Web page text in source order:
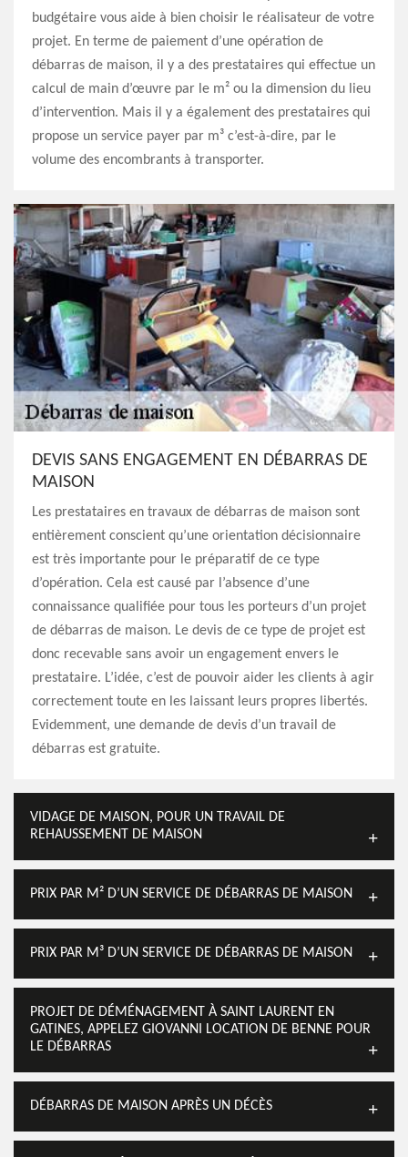
budgétaire vous aide à bien choisir le réalisateur de votre
projet. En terme de paiement d’une opération de
débarras de maison, il y a des prestataires qui effectue un
calcul de main d’œuvre par le m² ou la dimension du lieu
d’intervention. Mais il y a également des prestataires qui
propose un service payer par m³ c’est-à-dire, par le
volume des encombrants à transporter.
DEVIS SANS ENGAGEMENT EN DÉBARRAS DE
MAISON
Les prestataires en travaux de débarras de maison sont
entièrement conscient qu’une orientation décisionnaire
est très importante pour le préparatif de ce type
d’opération. Cela est causé par l’absence d’une
connaissance qualifiée pour tous les porteurs d’un projet
de débarras de maison. Le devis de ce type de projet est
donc recevable sans avoir un engagement envers le
prestataire. L’idée, c’est de pouvoir aider les clients à agir
correctement toute en les laissant leurs propres libertés.
Evidemment, une demande de devis d’un travail de
débarras est gratuite.
VIDAGE DE MAISON, POUR UN TRAVAIL DE
REHAUSSEMENT DE MAISON
PRIX PAR M² D’UN SERVICE DE DÉBARRAS DE MAISON
PRIX PAR M³ D’UN SERVICE DE DÉBARRAS DE MAISON
PROJET DE DÉMÉNAGEMENT À SAINT LAURENT EN
GATINES, APPELEZ GIOVANNI LOCATION DE BENNE POUR
LE DÉBARRAS
DÉBARRAS DE MAISON APRÈS UN DÉCÈS